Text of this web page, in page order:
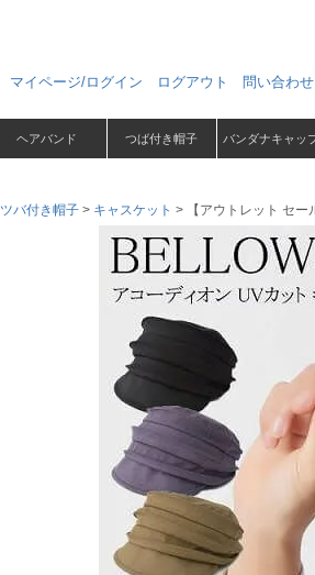
マイページ/ログイン ログアウト 問い合わせ
ヘアバンド つば付き帽子 バンダナキャッ
ツバ付き帽子 キャスケット 【アウトレット セ